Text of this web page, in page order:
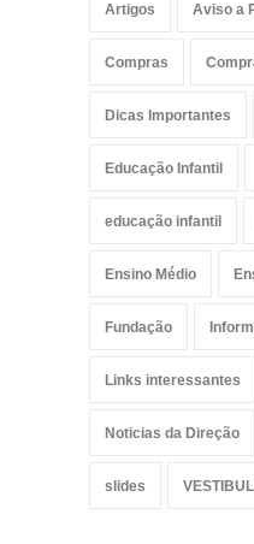
Artigos Aviso a
Compras
Dicas Importantes
Educação Infantil
educação infantil
Ensino Médio
Fundação
Links interessantes
Noticias da Direção
slides